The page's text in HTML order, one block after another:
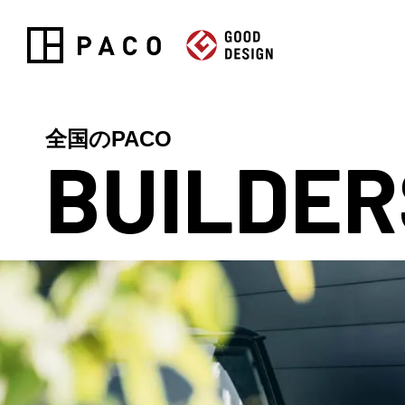
全国のPACO